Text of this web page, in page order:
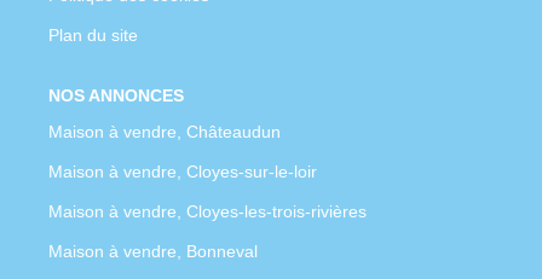
Plan du site
NOS ANNONCES
Maison à vendre, Châteaudun
Maison à vendre, Cloyes-sur-le-loir
Maison à vendre, Cloyes-les-trois-rivières
Maison à vendre, Bonneval